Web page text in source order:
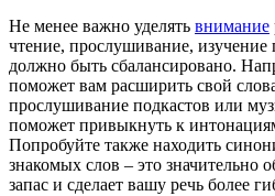
Не менее важно уделять внимание
чтение, прослушивание, изучение
должно быть сбалансировано.
поможет вам расширить свой
прослушивание подкастов или
поможет привыкнуть к
Попробуйте также находить
знакомых слов – это значительно
запас и сделает вашу речь более